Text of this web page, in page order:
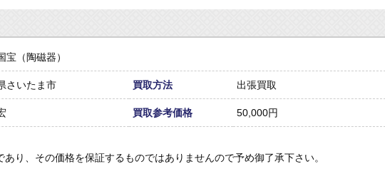
宝（陶磁器）
さいたま市 買取方法 出張買取
買取参考価格 50,000円
り、その価格を保証するものではありませんので予め御了承下さい。